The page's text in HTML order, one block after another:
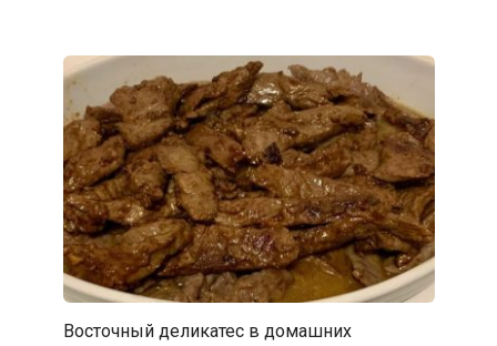
Восточный деликатес в домашних